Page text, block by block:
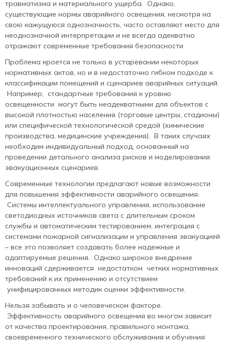
травматизма и материального ущерба. Однако,
существующие нормы аварийного освещения, несмотря на
свою кажущуюся однозначность, часто оставляют место для
неоднозначной интерпретации и не всегда адекватно
отражают современные требования безопасности.
Проблема кроется не только в устаревании некоторых
нормативных актов, но и в недостаточно гибком подходе к
классификации помещений и сценариев аварийных ситуаций.
Например, стандартные требования к уровню
освещенности могут быть неадекватными для объектов с
высокой плотностью населения (торговые центры, стадионы)
или специфической технологической средой (химические
производства, медицинские учреждения). В таких случаях
необходим индивидуальный подход, основанный на
проведении детального анализа рисков и моделирования
эвакуационных сценариев.
Современные технологии предлагают новые возможности
для повышения эффективности аварийного освещения.
Системы интеллектуального управления, использование
светодиодных источников света с длительным сроком
службы и автоматическим тестированием, интеграция с
системами пожарной сигнализации и управления эвакуацией
– все это позволяет создавать более надежные и
адаптируемые решения. Однако широкое внедрение
инноваций сдерживается недостатком четких нормативных
требований к их применению и отсутствием
унифицированных методик оценки эффективности.
Нельзя забывать и о человеческом факторе.
Эффективность аварийного освещения во многом зависит
от качества проектирования, правильного монтажа,
своевременного технического обслуживания и обучения